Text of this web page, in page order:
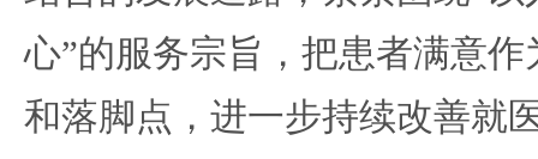
心”的服务宗旨，把患者满意
和落脚点，进一步持续改善就